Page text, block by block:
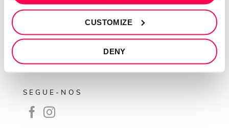
CUSTOMIZE
DENY
Termos e condições
Livro de reclamações
SEGUE-NOS